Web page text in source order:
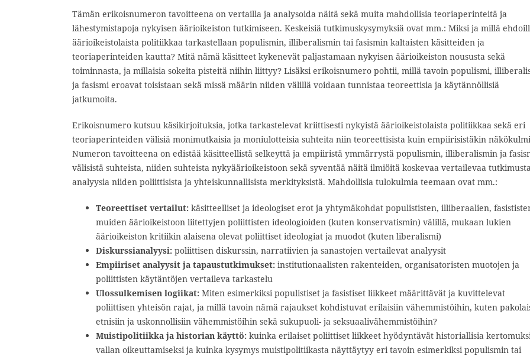
Tämän erikoisnumeron tavoitteena on vertailla ja analysoida näitä sekä muita mahdollisia teoriaperinteitä ja
lähestymistapoja nykyisen äärioikeiston tutkimiseen. Keskeisiä tutkimuskysymyksiä ovat mm.: Miksi ja millä
äärioikeistolaista politiikkaa tarkastellaan populismin, illiberalismin tai fasismin kaltaisten käsitteiden ja
teoriaperinteiden kautta? Mitä nämä käsitteet kykenevät paljastamaan nykyisen äärioikeiston noususta sekä
toiminnasta, ja millaisia sokeita pisteitä niihin liittyy? Lisäksi erikoisnumero pohtii, millä tavoin populismi,
ja fasismi eroavat toisistaan sekä missä määrin niiden välillä voidaan tunnistaa teoreettisia ja käytännöllisiä
jatkumoita.
Erikoisnumero kutsuu käsikirjoituksia, jotka tarkastelevat kriittisesti nykyistä äärioikeistolaista politiikkaa sekä eri
teoriaperinteiden välisiä monimutkaisia ja moniulotteisia suhteita niin teoreettisista kuin empiirisistäkin
Numeron tavoitteena on edistää käsitteellistä selkeyttä ja empiiristä ymmärrystä populismin, illiberalismin ja
välisistä suhteista, niiden suhteista nykyäärioikeistoon sekä syventää näitä ilmiöitä koskevaa vertailevaa
analyysia niiden poliittisista ja yhteiskunnallisista merkityksistä. Mahdollisia tulokulmia teemaan ovat mm.:
Teoreettiset vertailut: käsitteelliset ja ideologiset erot ja yhtymäkohdat populististen, illiberaalien,
muiden äärioikeistoon liitettyjen poliittisten ideologioiden (kuten konservatismin) välillä, mukaan lukien
äärioikeiston kritiikin alaisena olevat poliittiset ideologiat ja muodot (kuten liberalismi)
Diskurssianalyysi: poliittisen diskurssin, narratiivien ja sanastojen vertailevat analyysit
Empiiriset analyysit ja tapaustutkimukset: institutionaalisten rakenteiden, organisatoristen muotojen ja
poliittisten käytäntöjen vertaileva tarkastelu
Ulossulkemisen logiikat: Miten esimerkiksi populistiset ja fasistiset liikkeet määrittävät ja kuvittelevat
poliittisen yhteisön rajat, ja millä tavoin nämä rajaukset kohdistuvat erilaisiin vähemmistöihin, kuten
etnisiin ja uskonnollisiin vähemmistöihin sekä sukupuoli- ja seksuaalivähemmistöihin?
Muistipolitiikka ja historian käyttö: kuinka erilaiset poliittiset liikkeet hyödyntävät historiallisia
vallan oikeuttamiseksi ja kuinka kysymys muistipolitiikasta näyttäytyy eri tavoin esimerkiksi populismin tai